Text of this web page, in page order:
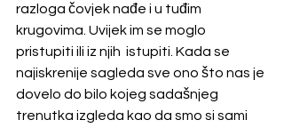
razloga čovjek nađe i u tuđim
krugovima. Uvijek im se moglo
pristupiti ili iz njih  istupiti. Kada se
najiskrenije sagleda sve ono što nas je
dovelo do bilo kojeg sadašnjeg
trenutka izgleda kao da smo si sami